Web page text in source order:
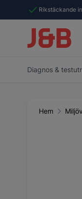
Rikstäckande
Diagnos &
Hem